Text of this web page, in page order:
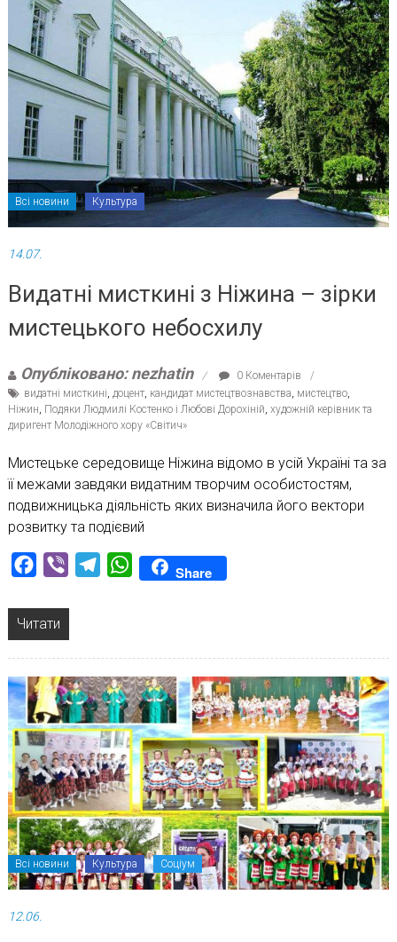
Всі новини Культура
14.07.
Видатні мисткині з Ніжина – зірки
мистецького небосхилу
Опубліковано: nezhatin
0 Коментарів
видатні мисткині доцент, кандидат мистецтвознавства мистецтво,
Ніжин Подяки Людмилі Костенко і Любові Дорохіній художній керівник та
диригент Молодіжного хору «Світич»
Мистецьке середовище Ніжина відомо в усій Україні та за
її межами завдяки видатним творчим особистостям,
подвижницька діяльність яких визначила його вектори
розвитку та подієвий
Facebook
Viber TelegramWhatsAppShare
Читати
Всі новини Культура Соціум
12.06.